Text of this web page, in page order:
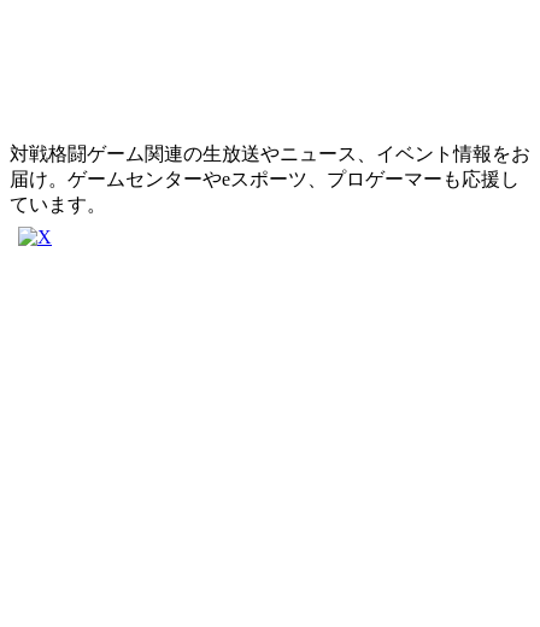
対戦格闘ゲーム関連の生放送やニュース、イベント情報をお
届け。ゲームセンターやeスポーツ、プロゲーマーも応援し
ています。